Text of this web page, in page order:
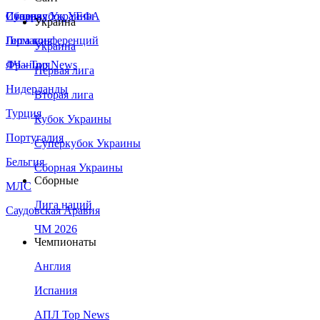
Сборная Украины
Италия
Германия
Франция
Нидерланды
Турция
Португалия
Бельгия
МЛС
Саудовская Аравия
Суперкубок УЕФА
Лига конференций
ЛЧ - Top News
Украина
Украина
Первая лига
Вторая лига
Кубок Украины
Суперкубок Украины
Сборная Украины
Сборные
Лига наций
ЧМ 2026
Чемпионаты
Англия
Испания
АПЛ Top News